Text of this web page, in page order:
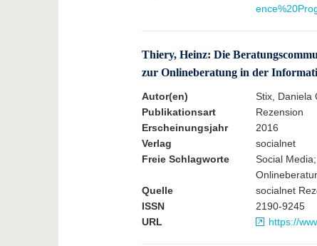
Thiery, Heinz: Die
zur Onlineberatung in der
Autor(en)
Stix, Daniela
Publikationsart
Rezension
Erscheinungsjahr
2016
Verlag
socialnet
Freie Schlagworte
Social
Quelle
socialnet
ISSN
2190-9245
URL
https://